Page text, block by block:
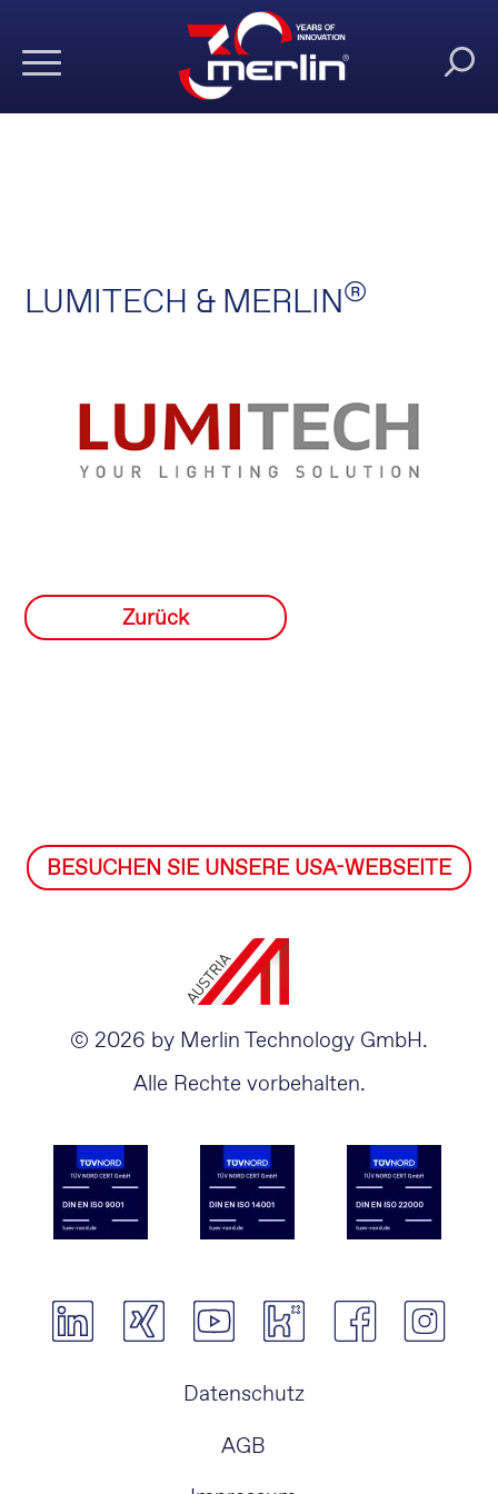
LUMITECH & MERLIN®
Zurück
BESUCHEN SIE UNSERE USA-WEBSEITE
© 2026 by Merlin Technology GmbH.
Alle Rechte vorbehalten.
Navigation
Datenschutz
AGB